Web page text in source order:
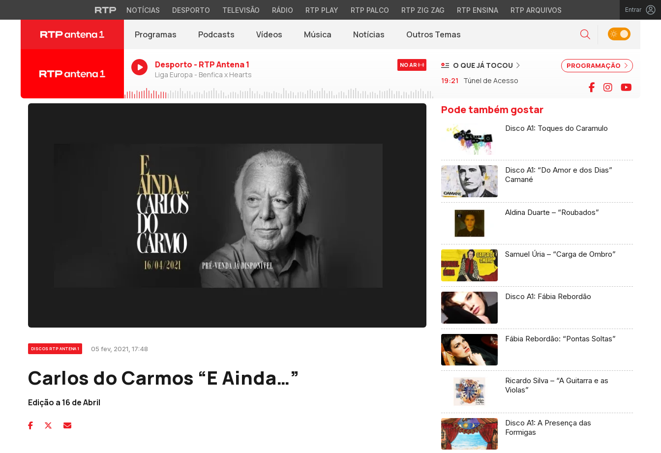
NOTÍCIAS DESPORTO TELEVISÃO RÁDIO RTP PLAY RTP PALCO RTP ZIG ZAG RTP ENSINA RTP ARQUIVOS Entrar
Programas Podcasts Vídeos Música Notícias(abre em nova janela)
Outros Temas Pesquisar
Alternar tema
Desporto - RTP Antena 1
Liga Europa - Benfica x Hearts
NO AR PROGRAMAÇÃO
O QUE JÁ TOCOU
19:21
Túnel de Acesso Facebook
Instagram
DISCOS RTP ANTENA 1 05 fev, 2021, 17:48
Carlos do Carmos “E Ainda…”
Edição a 16 de Abril
Pode também gostar
Disco A1: Toques do Caramulo
Disco A1: “Do Amor e dos Dias”
Camané
Aldina Duarte – “Roubados”
Samuel Úria – “Carga de Ombro”
Disco A1: Fábia Rebordão
Fábia Rebordão: “Pontas Soltas”
Ricardo Silva – “A Guitarra e as
Violas”
Disco A1: A Presença das
Formigas